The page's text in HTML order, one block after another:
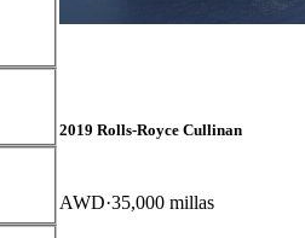
2019 Rolls-Royce Cullinan
AWD 35,000 millas